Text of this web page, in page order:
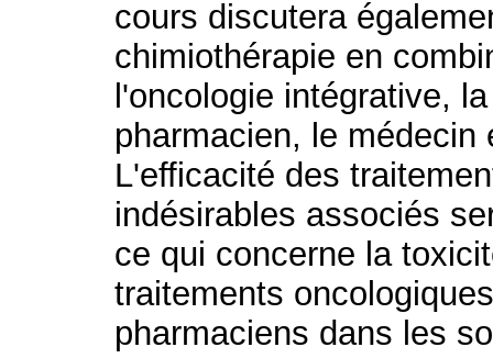
cours discutera
chimiothérapie en
l'oncologie intégrative,
pharmacien, le
L'efficacité des
indésirables associés
ce qui concerne la
traitements
pharmaciens dans les